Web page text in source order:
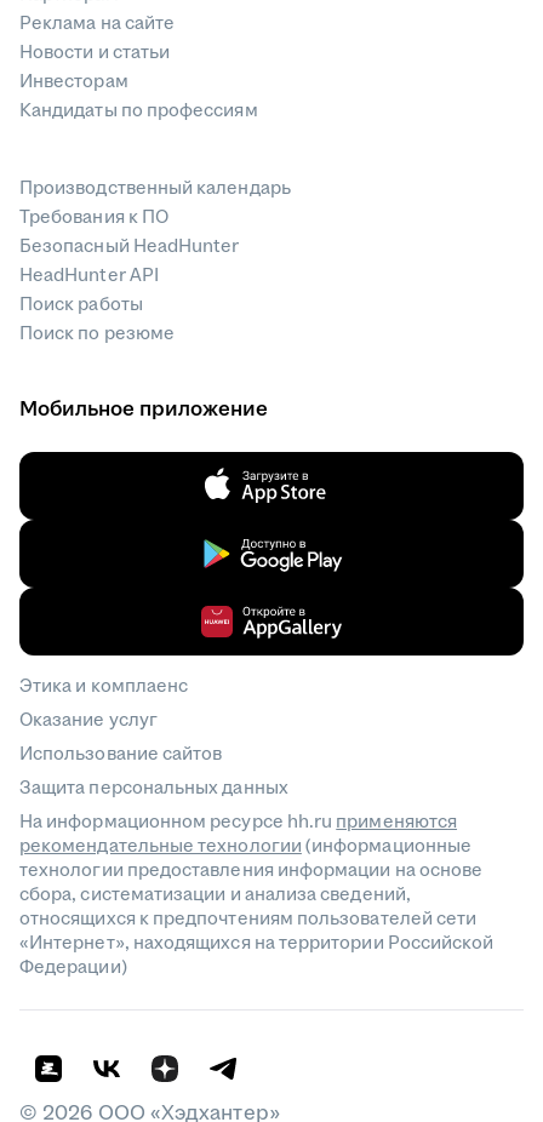
Реклама на сайте
Новости и статьи
Инвесторам
Кандидаты по профессиям
Производственный календарь
Требования к ПО
Безопасный HeadHunter
HeadHunter API
Поиск работы
Поиск по резюме
Мобильное приложение
Этика и комплаенс
Оказание услуг
Использование сайтов
Защита персональных данных
На информационном ресурсе hh.ru применяются
рекомендательные технологии(информационные
технологии предоставления информации на основе
сбора, систематизации и анализа сведений,
относящихся к предпочтениям пользователей сети
«Интернет», находящихся на территории Российской
Федерации)
© 2026 ООО «Хэдхантер»